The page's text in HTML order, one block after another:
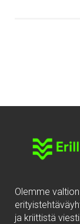
Olemme
ja kriittistä